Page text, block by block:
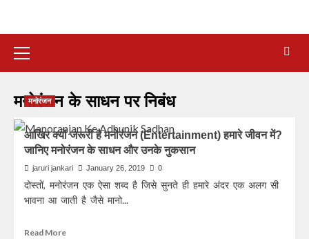
मनोरंजन के साधन पर निबंध
मनोरंजन
आखिर क्यों जरूरी है मनोरंजन (Entertainment) हमारे जीवन में?
जानिए मनोरंजन के साधन और उनके नुकसान
jaruri jankari January 26, 2019 0
दोस्तों, मनोरंजन एक ऐसा शब्द है जिसे सुनते ही हमारे अंदर एक अलग सी
भावना आ जाती है जैसे मानो...
Read More